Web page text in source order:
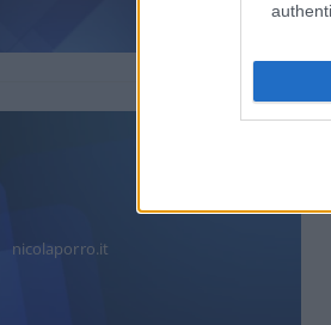
nicolaporro.it